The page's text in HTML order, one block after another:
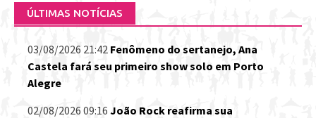
ÚLTIMAS NOTÍCIAS
03/08/2026 21:42 Fenômeno do sertanejo, Ana
Castela fará seu primeiro show solo em Porto
Alegre
02/08/2026 09:16 João Rock reafirma sua